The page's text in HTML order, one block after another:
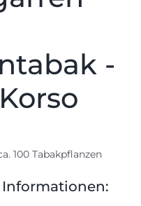
-
100 Tabakpflanzen